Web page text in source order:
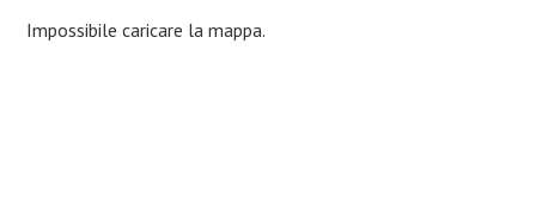
Impossibile caricare la mappa.